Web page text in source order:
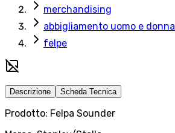
merchandising
abbigliamento uomo e donna
felpe
Descrizione Scheda Tecnica
Prodotto: Felpa Sounder